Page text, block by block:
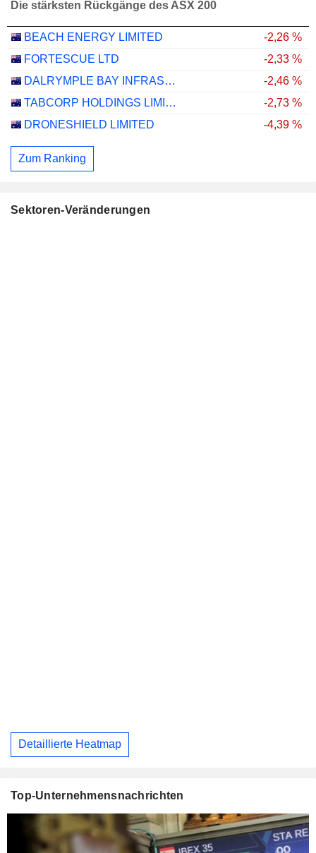
Die stärksten Rückgänge des ASX 200
BEACH ENERGY LIMITED
-2,26 %
FORTESCUE LTD
-2,33 %
DALRYMPLE BAY INFRASTRUCTURE LIMITED
-2,46 %
TABCORP HOLDINGS LIMITED
-2,73 %
DRONESHIELD LIMITED
-4,39 %
Zum Ranking
Sektoren-Veränderungen
Detaillierte Heatmap
Top-Unternehmensnachrichten